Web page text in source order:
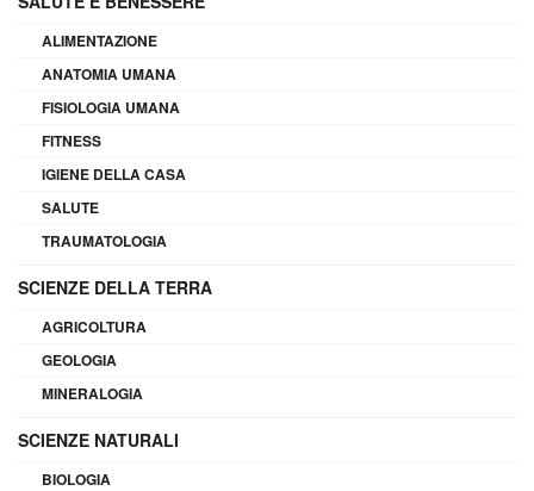
ALIMENTAZIONE
ANATOMIA UMANA
FISIOLOGIA UMANA
FITNESS
IGIENE DELLA CASA
SALUTE
TRAUMATOLOGIA
SCIENZE DELLA TERRA
AGRICOLTURA
GEOLOGIA
MINERALOGIA
SCIENZE NATURALI
BIOLOGIA